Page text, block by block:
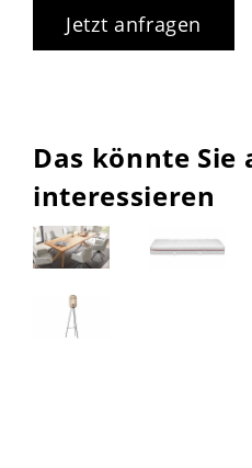
Jetzt anfragen
Das könnte Sie
interessieren